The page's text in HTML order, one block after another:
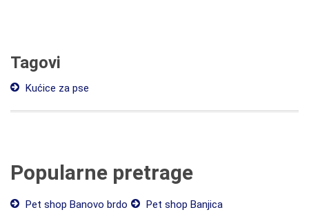
Tagovi
Kućice za pse
Popularne pretrage
Pet shop Banovo brdo
Pet shop Banjica